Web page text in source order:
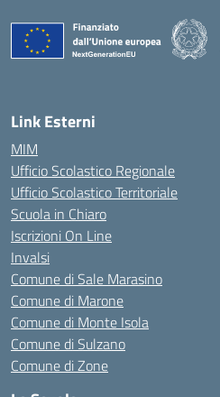
Link Esterni
MIM
Ufficio Scolastico Regionale
Ufficio Scolastico Territoriale
Scuola in Chiaro
Iscrizioni On Line
Invalsi
Comune di Sale Marasino
Comune di Marone
Comune di Monte Isola
Comune di Sulzano
Comune di Zone